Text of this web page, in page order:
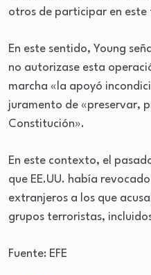
otros de participar en
En este sentido, Young
no autorizase esta
marcha «la apoyó
juramento de «preservar,
Constitución».
En este contexto, el
que EE.UU. había
extranjeros a los que
grupos terroristas,
Fuente: EFE